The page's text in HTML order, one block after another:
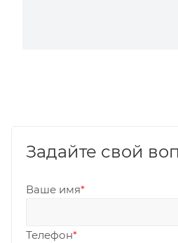
Задайте свой
Ваше имя*
Телефон*